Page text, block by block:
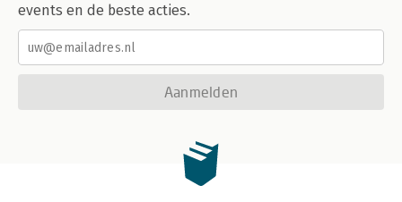
events en de beste acties.
Aanmelden